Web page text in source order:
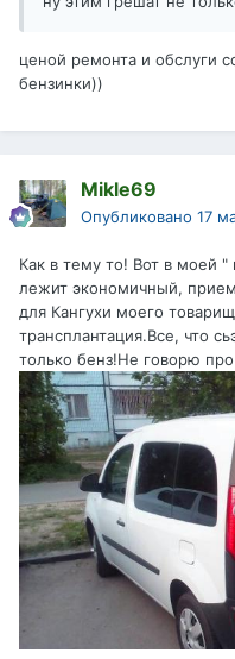
ценой ремонта и обслуги
бензинки))
Mikle69
Опубликовано 17
Как в тему то! Вот в моей "
лежит экономичный,
для Кангухи моего
трансплантация.Все, что
только бенз!Не говорю